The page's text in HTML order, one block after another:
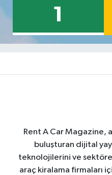
1
Rent A Car Magazine,
buluşturan dijital
teknolojilerini ve
araç kiralama firmaları